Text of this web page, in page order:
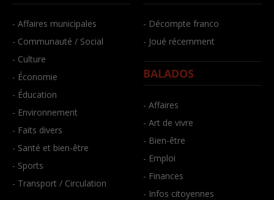
- Affaires municipales
- Communauté / Social
- Culture
- Économie
- Éducation
- Environnement
- Faits divers
- Santé et bien-être
- Sports
- Transport / Circulation
- Décompte franco
- Joué récemment
BALADOS
- Affaires
- Art de vivre
- Bien-être
- Emploi
- Finances
- Infos citoyennes